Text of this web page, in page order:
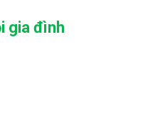
gia đình